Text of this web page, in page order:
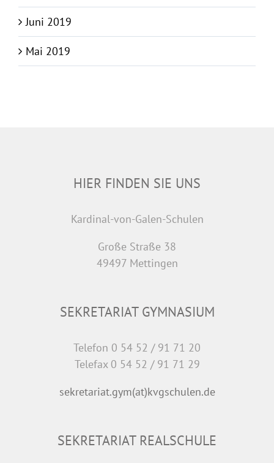
Juni 2019
Mai 2019
HIER FINDEN SIE UNS
Kardinal-von-Galen-Schulen
Große Straße 38
49497 Mettingen
SEKRETARIAT GYMNASIUM
Telefon 0 54 52 / 91 71 20
Telefax 0 54 52 / 91 71 29
sekretariat.gym(at)kvgschulen.de
SEKRETARIAT REALSCHULE